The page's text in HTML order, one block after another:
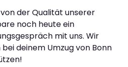
der Qualität unserer
noch heute ein
mit uns. Wir
deinem Umzug von Bonn